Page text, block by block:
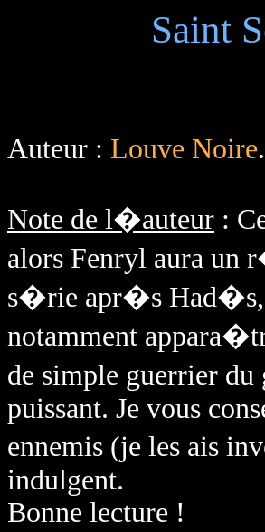
Saint
Auteur : Louve Noire.
Note de l�auteur :
alors Fenryl aura un
s�rie apr�s Had�s,
notamment
de simple guerrier
puissant. Je vous
ennemis (je les ais
indulgent.
Bonne lecture !